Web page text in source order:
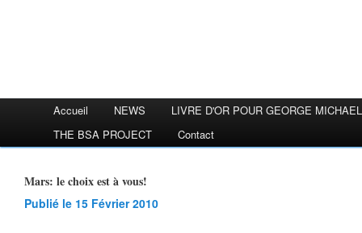
Accueil NEWS
LIVRE D'OR POUR GEORGE MICHAEL
THE BSA PROJECT
Contact
Mars: le choix est à vous!
Publié le 15 Février 2010